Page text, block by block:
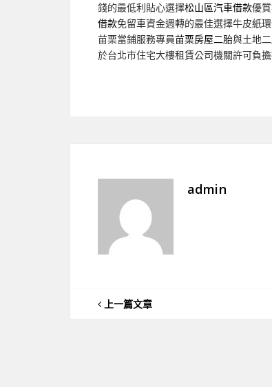
錢的最低利貼心選擇松山區汽車借款優
借款免留車資金週轉的最佳選擇牛皮紙
苗栗當鋪服務專員苗栗房屋二胎與土地
於台北市住宅大樓租賃公司機關許可負
admin
上一篇文章